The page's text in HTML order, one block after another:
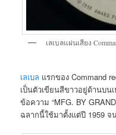
เลเบลแผ่นเสียง
เลเบล แรกของ Command
เป็นตัวเขียนสีขาวอยู่ด้านบน
ข้อความ “MFG. BY
ฉลากนี้ใช้มาตั้งแต่ปี 1959 จ